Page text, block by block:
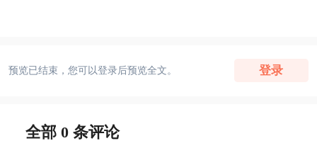
预览已结束，您可以登录后预览全文。 登录
全部 0 条评论